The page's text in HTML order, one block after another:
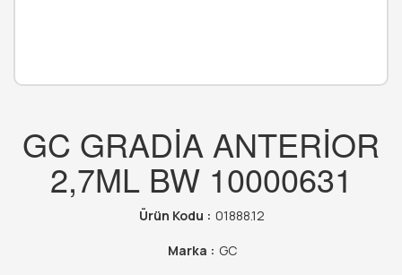
GC GRADİA ANTERİOR
2,7ML BW 10000631
Ürün Kodu : 01888.12
Marka : GC